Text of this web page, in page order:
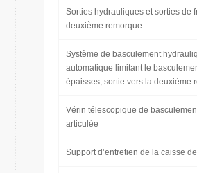
Sorties hydrauliques et sorties de
deuxième remorque
Système de basculement
automatique limitant le
épaisses, sortie vers la deuxième
Vérin télescopique de
articulée
Support d’entretien de la caisse